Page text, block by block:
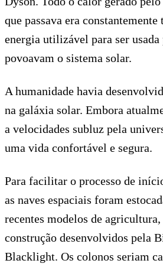
que passava era constantemente
energia utilizável para ser usada
povoavam o sistema solar.
A humanidade havia
na galáxia solar. Embora
a velocidades subluz pela
uma vida confortável e segura.
Para facilitar o processo de
as naves espaciais foram
recentes modelos de
construção desenvolvidos pela
Blacklight. Os colonos seriam